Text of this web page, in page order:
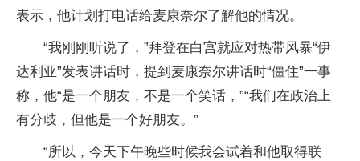
表示，他计划打电话给麦康奈尔了解他的情况。
“我刚刚听说了，”拜登在白宫就应对热带风暴“伊
达利亚”发表讲话时，提到麦康奈尔讲话时“僵住”一事
称，他“是一个朋友，不是一个笑话，”“我们在政治上
有分歧，但他是一个好朋友。”
“所以，今天下午晚些时候我会试着和他取得联